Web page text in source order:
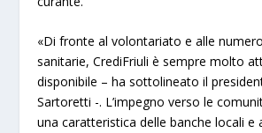
«Di fronte al volontariato e alle
sanitarie, CrediFriuli è sempre molto
disponibile – ha sottolineato il
Sartoretti -. L’impegno verso le
una caratteristica delle banche locali e